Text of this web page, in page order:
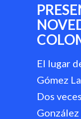
El lugar
Gómez
Dos